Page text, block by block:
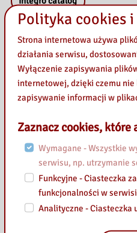
Polityka cookies
Strona internetowa używa
działania serwisu,
Wyłączenie zapisywania
internetowej, dzięki czemu nie
zapisywanie informacji w
Zaznacz cookies, które
Wymagane - Wszystkie
serwisu, np. utrzymanie
Funkcyjne - Ciasteczka
funkcjonalności w
Analityczne - Ciasteczka